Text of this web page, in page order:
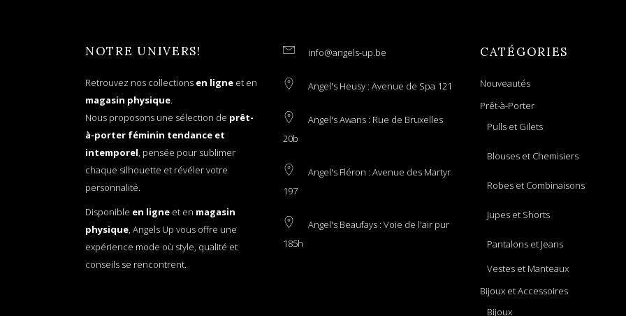
NOTRE UNIVERS!
Retrouvez nos collections en ligne et en
magasin physique.
Nous proposons une sélection de prêt-
à-porter féminin tendance et
intemporel, pensée pour sublimer
chaque silhouette et révéler votre
personnalité.
Disponible en ligne et en magasin
physique, Angels Up vous offre une
expérience mode où style, qualité et
conseils se rencontrent.
info@angels-up.be
Angel's Heusy : Avenue de Spa 121
Angel's Awans : Rue de Bruxelles
20b
Angel's Fléron : Avenue des Martyr
197
Angel's Beaufays : Voie de l'air pur
185h
CATÉGORIES
Nouveautés
Prêt-à-Porter
Pulls et Gilets
Blouses et Chemisiers
Robes et Combinaisons
Jupes et Shorts
Pantalons et Jeans
Vestes et Manteaux
Bijoux et Accessoires
Bijoux